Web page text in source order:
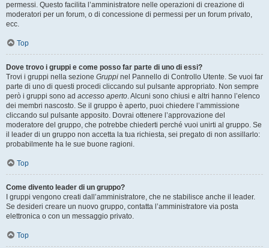
permessi. Questo facilita l’amministratore nelle operazioni di creazione di
moderatori per un forum, o di concessione di permessi per un forum privato,
ecc.
Top
Dove trovo i gruppi e come posso far parte di uno di essi?
Trovi i gruppi nella sezione Gruppi nel Pannello di Controllo Utente. Se vuoi far
parte di uno di questi procedi cliccando sul pulsante appropriato. Non sempre
però i gruppi sono ad accesso aperto. Alcuni sono chiusi e altri hanno l’elenco
dei membri nascosto. Se il gruppo è aperto, puoi chiedere l’ammissione
cliccando sul pulsante apposito. Dovrai ottenere l’approvazione del
moderatore del gruppo, che potrebbe chiederti perché vuoi unirti al gruppo. Se
il leader di un gruppo non accetta la tua richiesta, sei pregato di non assillarlo:
probabilmente ha le sue buone ragioni.
Top
Come divento leader di un gruppo?
I gruppi vengono creati dall’amministratore, che ne stabilisce anche il leader.
Se desideri creare un nuovo gruppo, contatta l’amministratore via posta
elettronica o con un messaggio privato.
Top